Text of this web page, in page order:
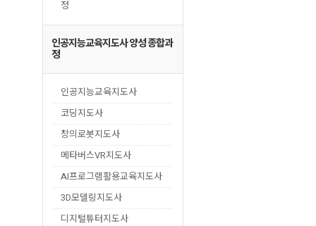
정
인공지능교육지도사 양성 종합과
정
인공지능교육지도사
코딩지도사
창의로봇지도사
메타버스VR지도사
AI프로그램활용교육지도사
3D모델링지도사
디지털튜터지도사